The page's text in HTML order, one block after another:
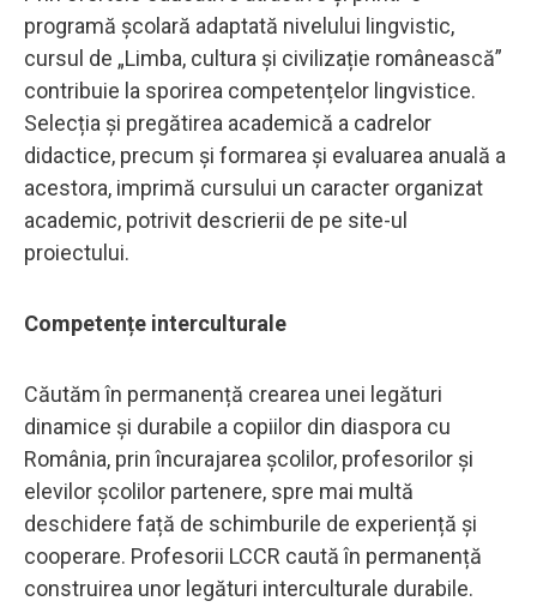
programă școlară adaptată nivelului lingvistic,
cursul de „Limba, cultura și civilizație românească”
contribuie la sporirea competențelor lingvistice.
Selecția și pregătirea academică a cadrelor
didactice, precum și formarea și evaluarea anuală a
acestora, imprimă cursului un caracter organizat
academic, potrivit descrierii de pe site-ul
proiectului.
Competențe interculturale
Căutăm în permanență crearea unei legături
dinamice și durabile a copiilor din diaspora cu
România, prin încurajarea școlilor, profesorilor și
elevilor școlilor partenere, spre mai multă
deschidere față de schimburile de experiență și
cooperare. Profesorii LCCR caută în permanență
construirea unor legături interculturale durabile.